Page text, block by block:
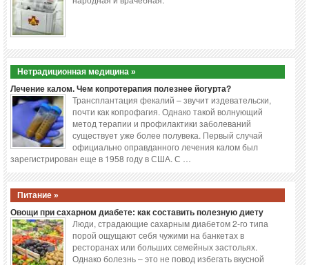
Нетрадиционная медицина »
Лечение калом. Чем копротерапия полезнее йогурта?
Трансплантация фекалий – звучит издевательски,
почти как копрофагия. Однако такой волнующий
метод терапии и профилактики заболеваний
существует уже более полувека. Первый случай
официально оправданного лечения калом был
зарегистрирован еще в 1958 году в США. С …
Питание »
Овощи при сахарном диабете: как составить полезную диету
Люди, страдающие сахарным диабетом 2-го типа
порой ощущают себя чужими на банкетах в
ресторанах или больших семейных застольях.
Однако болезнь – это не повод избегать вкусной